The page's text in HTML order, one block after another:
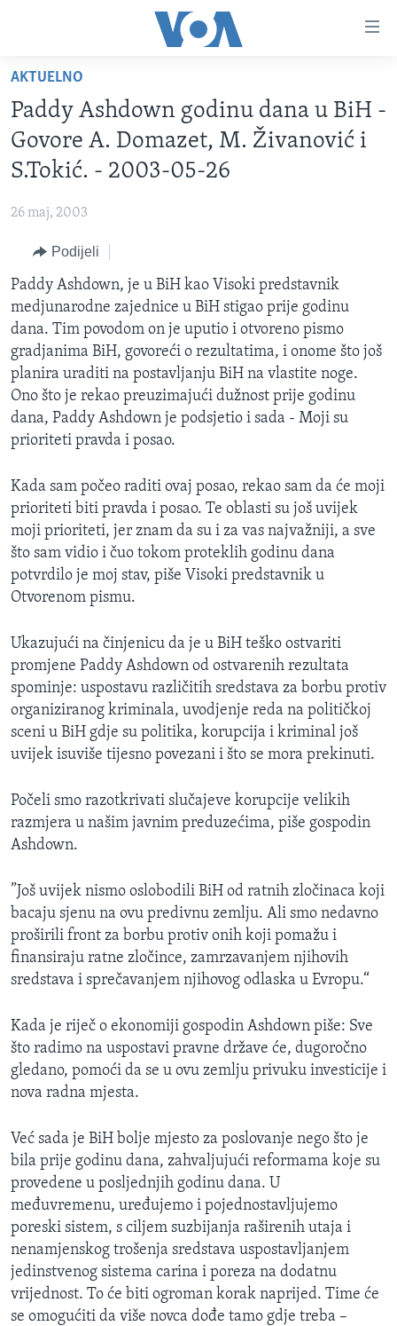
glavni
sadržaj
Pređi
na
glavnu
Idi
pretragu
TV PROGRAM
FOTOGRAFIJE DANA
SJEDINJENE AMERIČKE DRŽAVE
BOSNA I HERCEGOVINA
SVIJET
NAUKA I TEHNOLOGIJA
SPECIJALNI PROJEKTI
KORUPCIJA
SLOBODA MEDIJA
ŽENSKA STRANA
IZBJEGLIČKA STRANA
MAGAZIN
O GLASU AMERIKE
Learning English
PRATITE NAS
AKTUELNO
Paddy Ashdown godinu dana u BiH -
Govore A. Domazet, M. Živanović i
S.Tokić. - 2003-05-26
26 maj, 2003
Podijeli
Paddy Ashdown, je u BiH kao Visoki predstavnik
medjunarodne zajednice u BiH stigao prije godinu
dana. Tim povodom on je uputio i otvoreno pismo
gradjanima BiH, govoreći o rezultatima, i onome što još
planira uraditi na postavljanju BiH na vlastite noge.
Ono što je rekao preuzimajući dužnost prije godinu
dana, Paddy Ashdown je podsjetio i sada - Moji su
prioriteti pravda i posao.
Kada sam počeo raditi ovaj posao, rekao sam da će moji
prioriteti biti pravda i posao. Te oblasti su još uvijek
moji prioriteti, jer znam da su i za vas najvažniji, a sve
što sam vidio i čuo tokom proteklih godinu dana
potvrdilo je moj stav, piše Visoki predstavnik u
Otvorenom pismu.
Ukazujući na činjenicu da je u BiH teško ostvariti
promjene Paddy Ashdown od ostvarenih rezultata
spominje: uspostavu različitih sredstava za borbu protiv
organiziranog kriminala, uvodjenje reda na političkoj
sceni u BiH gdje su politika, korupcija i kriminal još
uvijek isuviše tijesno povezani i što se mora prekinuti.
Počeli smo razotkrivati slučajeve korupcije velikih
razmjera u našim javnim preduzećima, piše gospodin
Ashdown.
”Još uvijek nismo oslobodili BiH od ratnih zločinaca koji
bacaju sjenu na ovu predivnu zemlju. Ali smo nedavno
proširili front za borbu protiv onih koji pomažu i
finansiraju ratne zločince, zamrzavanjem njihovih
sredstava i sprečavanjem njihovog odlaska u Evropu.“
Kada je riječ o ekonomiji gospodin Ashdown piše: Sve
što radimo na uspostavi pravne države će, dugoročno
gledano, pomoći da se u ovu zemlju privuku investicije i
nova radna mjesta.
Već sada je BiH bolje mjesto za poslovanje nego što je
bila prije godinu dana, zahvaljujući reformama koje su
provedene u posljednjih godinu dana. U
međuvremenu, uređujemo i pojednostavljujemo
poreski sistem, s ciljem suzbijanja raširenih utaja i
nenamjenskog trošenja sredstava uspostavljanjem
jedinstvenog sistema carina i poreza na dodatnu
vrijednost. To će biti ogroman korak naprijed. Time će
se omogućiti da više novca dođe tamo gdje treba –